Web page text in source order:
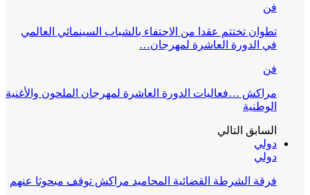
فن
تطوان تختتم عقدا من الاحتفاء بالشباب السينمائي العالمي
في الدورة العاشرة لمهرجان…
فن
مراكش …فعاليات الدورة العاشرة لمهرجان الملحون والأغنية
الوطنية
السابق التالي
دولي
دولي
فرقة الشرطة القضائية المحاميد مراكش توقف مبحوثا عنهم